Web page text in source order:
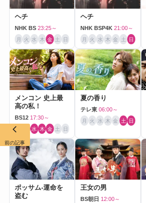
ヘチ
NHK BS 23:25～
月 火 水 木 金 土 日
ヘチ
NHK BSP4K 21:00～
月 火 水 木 金 土 日
メンコン 史上最
高の私！
BS12 17:30～
月 水 木 金 土 日
夏の香り
テレ東 06:00～
月 火 水 木 金 土 日
ポッサム-運命を
盗む
王女の男
BS朝日 12:00～
前の記事